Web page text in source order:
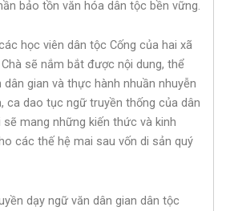
bảo tồn văn hóa dân tộc bền vững.
học viên dân tộc Cống của hai xã
sẽ nắm bắt được nội dung, thể
gian và thực hành nhuần nhuyễn
ca dao tục ngữ truyền thống của dân
mang những kiến thức và kinh
các thế hệ mai sau vốn di sản quý
dạy ngữ văn dân gian dân tộc